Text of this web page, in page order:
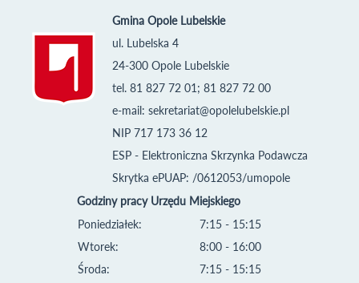
Gmina Opole Lubelskie
ul. Lubelska 4
24-300 Opole Lubelskie
tel. 81 827 72 01; 81 827 72 00
e-mail: sekretariat@opolelubelskie.pl
NIP 717 173 36 12
ESP - Elektroniczna Skrzynka Podawcza
Skrytka ePUAP: /0612053/umopole
Godziny pracy Urzędu Miejskiego
Poniedziałek:
Wtorek:
Środa:
7:15 - 15:15
8:00 - 16:00
7:15 - 15:15